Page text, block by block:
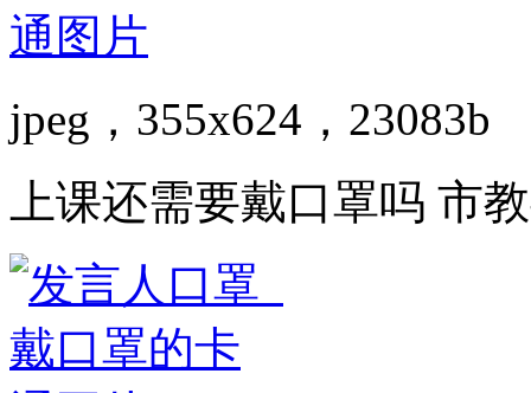
jpeg，355x624，23083b
上课还需要戴口罩吗 市